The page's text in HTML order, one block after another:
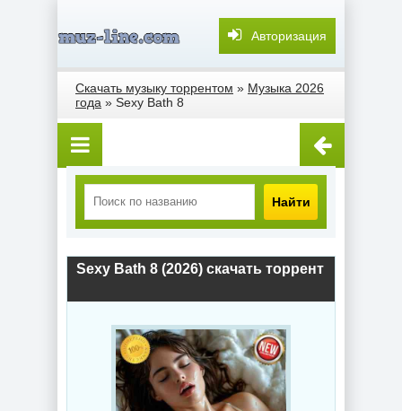
Авторизация
Скачать музыку торрентом » Музыка 2026
года » Sexy Bath 8
Найти
Sexy Bath 8 (2026) скачать торрент